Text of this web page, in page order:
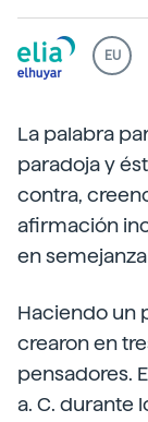
EU
La palabra
paradoja y
contra,
afirmación
en
Haciendo un
crearon en
pensadores.
a. C. durante